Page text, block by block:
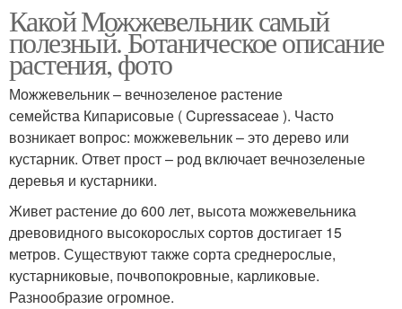
Какой Можжевельник самый
полезный. Ботаническое описание
растения, фото
Можжевельник – вечнозеленое растение
семейства Кипарисовые ( Cupressaceae ). Часто
возникает вопрос: можжевельник – это дерево или
кустарник. Ответ прост – род включает вечнозеленые
деревья и кустарники.
Живет растение до 600 лет, высота можжевельника
древовидного высокорослых сортов достигает 15
метров. Существуют также сорта среднерослые,
кустарниковые, почвопокровные, карликовые.
Разнообразие огромное.